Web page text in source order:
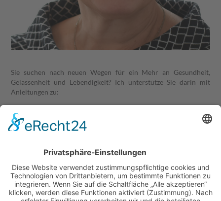
Sie suchen nach neuen Wegen für ein Mehr an Gesundheit,
Gelassenheit und Lebendigkeit? Ich unterstütze Sie darin mit
Anleitungen zu:
Stressbewältigung durch Entspannungstraining
Wohlbefinden durch Achtsamkeitsübungen
kommen, Anspannungen loszulassen und dem Genuss mehr
Raum zu geben.
Der Gruppenkurs mit 6 bis 8 Teilnehmern beinhaltet 10
Einheiten.